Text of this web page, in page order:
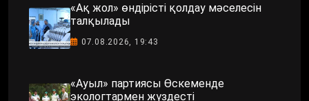
«Ақ жол» өндірісті қолдау мәселесін
талқылады
07.08.2026, 19:43
«Ауыл» партиясы Өскеменде
экологтармен жүздесті